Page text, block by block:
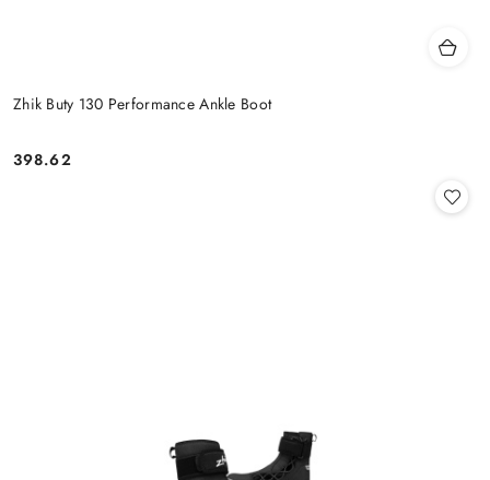
Zhik Buty 130 Performance Ankle Boot
Cena:
398.62